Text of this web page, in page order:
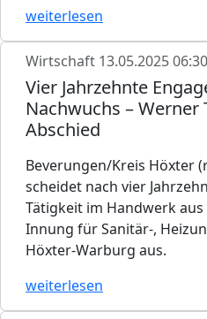
weiterlesen
Wirtschaft 13.05.2025
Vier Jahrzehnte
Nachwuchs –
Abschied
Beverungen/Kreis Höxter
scheidet nach vier
Tätigkeit im Handwerk
Innung für Sanitär-,
Höxter-Warburg aus.
weiterlesen